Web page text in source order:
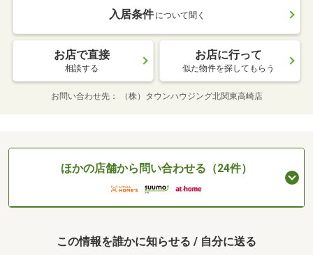
入居条件 について聞く
お店で直接
相談する
お店に行って
似た物件を探してもらう
お問い合わせ先 （株）タウンハウジング北関東高崎店
ほかの店舗から問い合わせる（24件）
この情報を誰かに知らせる / 自分に送る